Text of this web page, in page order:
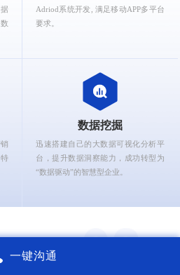
Adriod系统开发, 满足移动APP多平台
要求。
数据挖掘
迅速搭建自己的大数据可视化分析平
台，提升数据洞察能力，成功转型为
“数据驱动”的智慧型企业。
动核心能力
一键沟通